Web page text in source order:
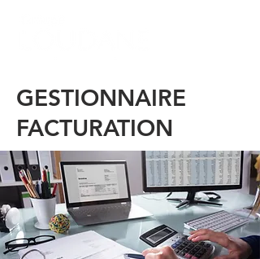
GESTIONNAIRE
FACTURATION